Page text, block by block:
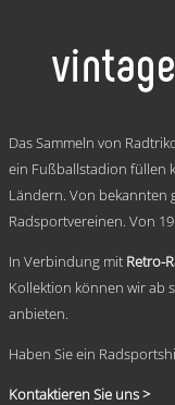
Das Sammeln von
ein Fußballstadion füllen
Ländern. Von bekannten
Radsportvereinen. Von
In Verbindung mit Retro-
Kollektion können wir ab
anbieten.
Haben Sie ein
Kontaktieren Sie uns >